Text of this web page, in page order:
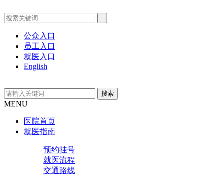
公众入口
员工入口
就医入口
English
MENU
医院首页
就医指南
预约挂号
就医流程
交通路线